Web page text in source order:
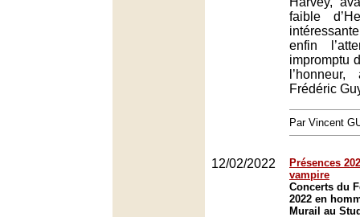
faible
enfin
impromptu
Frédéric
Par Vincent
12/02/2022
Présences
vampire
Concerts du
2022 en
Murail au